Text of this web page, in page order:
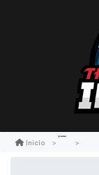
Inicio